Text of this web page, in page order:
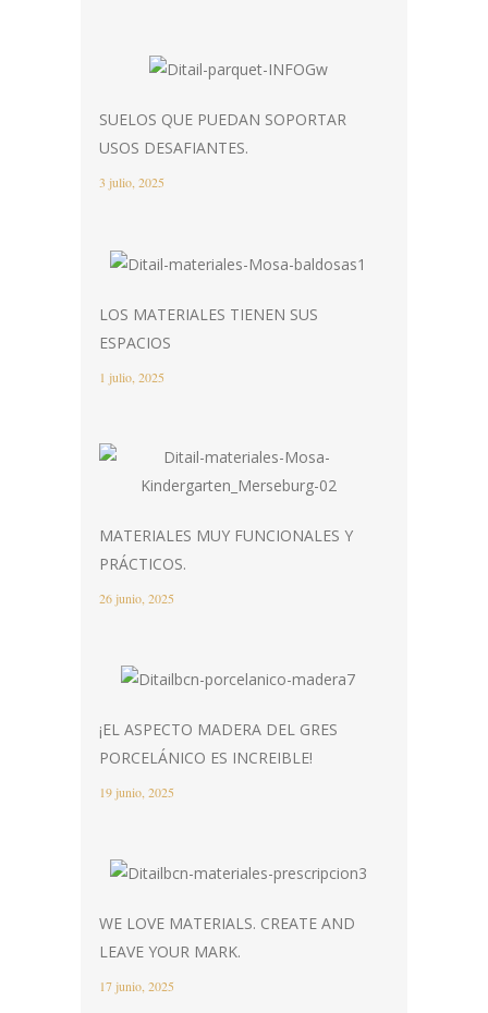
SUELOS QUE PUEDAN SOPORTAR
USOS DESAFIANTES.
3 julio, 2025
LOS MATERIALES TIENEN SUS
ESPACIOS
1 julio, 2025
MATERIALES MUY FUNCIONALES Y
PRÁCTICOS.
26 junio, 2025
¡EL ASPECTO MADERA DEL GRES
PORCELÁNICO ES INCREIBLE!
19 junio, 2025
WE LOVE MATERIALS. CREATE AND
LEAVE YOUR MARK.
17 junio, 2025